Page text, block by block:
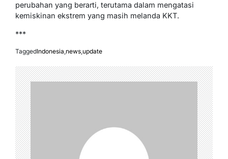
perubahan yang berarti, terutama dalam mengatasi
kemiskinan ekstrem yang masih melanda KKT.
***
TaggedIndonesia,news,update